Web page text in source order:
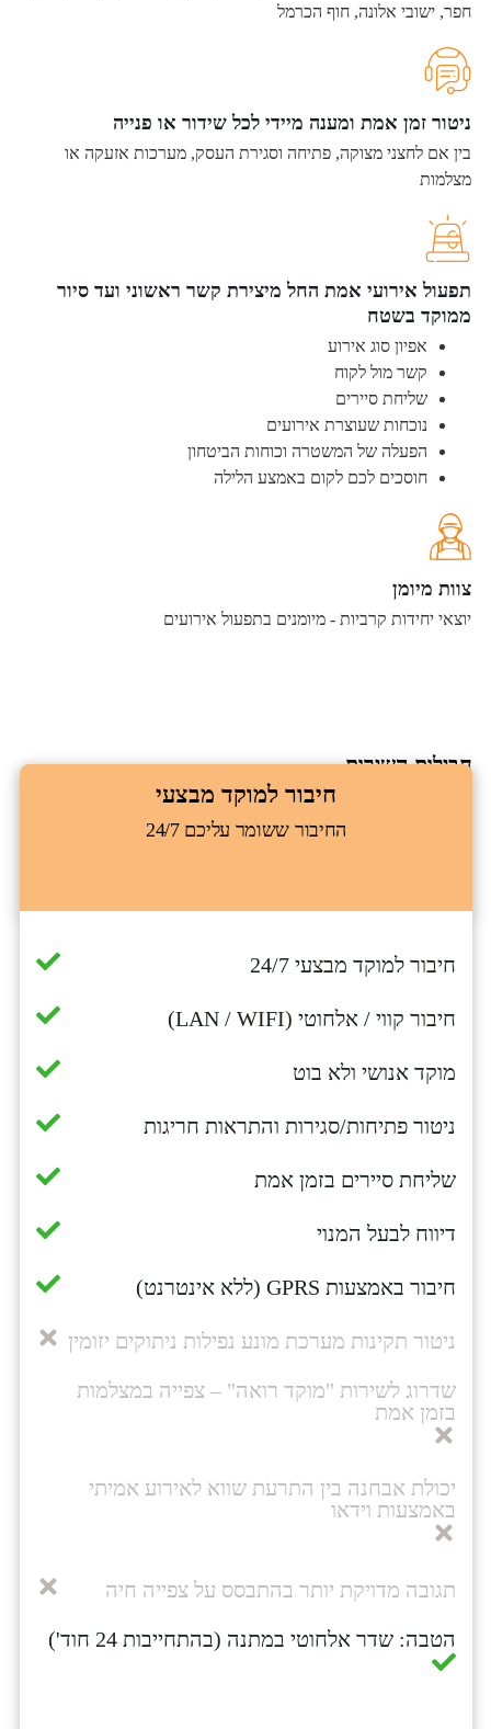
חפר, ישובי אלונה, חוף הכרמל
ניטור זמן אמת ומענה מיידי לכל שידור או פנייה
בין אם לחצני מצוקה, פתיחה וסגירת העסק, מערכות אזעקה או
מצלמות
תפעול אירועי אמת החל מיצירת קשר ראשוני ועד סיור
ממוקד בשטח
אפיון סוג אירוע
קשר מול לקוח
שליחת סיירים
נוכחות שעוצרת אירועים
הפעלה של המשטרה וכוחות הביטחון
חוסכים לכם לקום באמצע הלילה
צוות מיומן
יוצאי יחידות קרביות - מיומנים בתפעול אירועים
חבילות השירות
חיבור למוקד מבצעי
החיבור ששומר עליכם 24/7
חיבור למוקד מבצעי 24/7
חיבור קווי / אלחוטי (LAN / WIFI)
מוקד אנושי ולא בוט
ניטור פתיחות/סגירות והתראות חריגות
שליחת סיירים בזמן אמת
דיווח לבעל המנוי
חיבור באמצעות GPRS (ללא אינטרנט)
ניטור תקינות מערכת מונע נפילות ניתוקים יזומין
שדרוג לשירות "מוקד רואה" – צפייה במצלמות
בזמן אמת
יכולת אבחנה בין התרעת שווא לאירוע אמיתי
באמצעות וידאו
תגובה מדויקת יותר בהתבסס על צפייה חיה
הטבה: שדר אלחוטי במתנה (בהתחייבות 24 חוד')